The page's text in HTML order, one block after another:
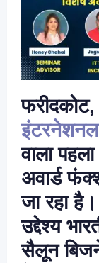
इंटरनेशनल
वाला
अवार्ड
जा रहा
उद्देश्य
सैलून